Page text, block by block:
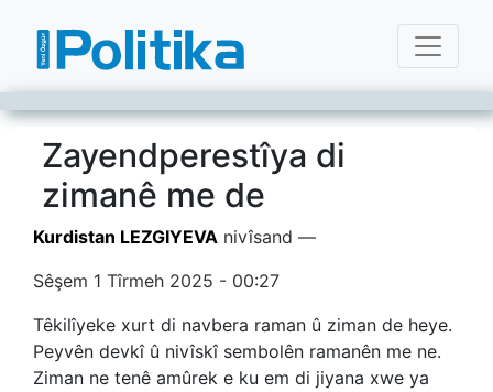
Zayendperestîya di
zimanê me de
Kurdistan LEZGIYEVA nivîsand —
Sêşem 1 Tîrmeh 2025 - 00:27
Têkilîyeke xurt di navbera raman û ziman de heye.
Peyvên devkî û nivîskî sembolên ramanên me ne.
Ziman ne tenê amûrek e ku em di jiyana xwe ya